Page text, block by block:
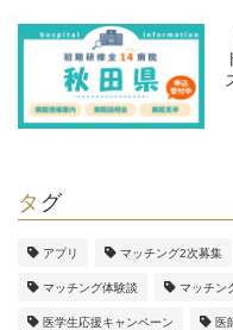
タグ
アプリ マッチング2次募集
マッチング体験談 マッチン
医学生応援キャンペーン 医